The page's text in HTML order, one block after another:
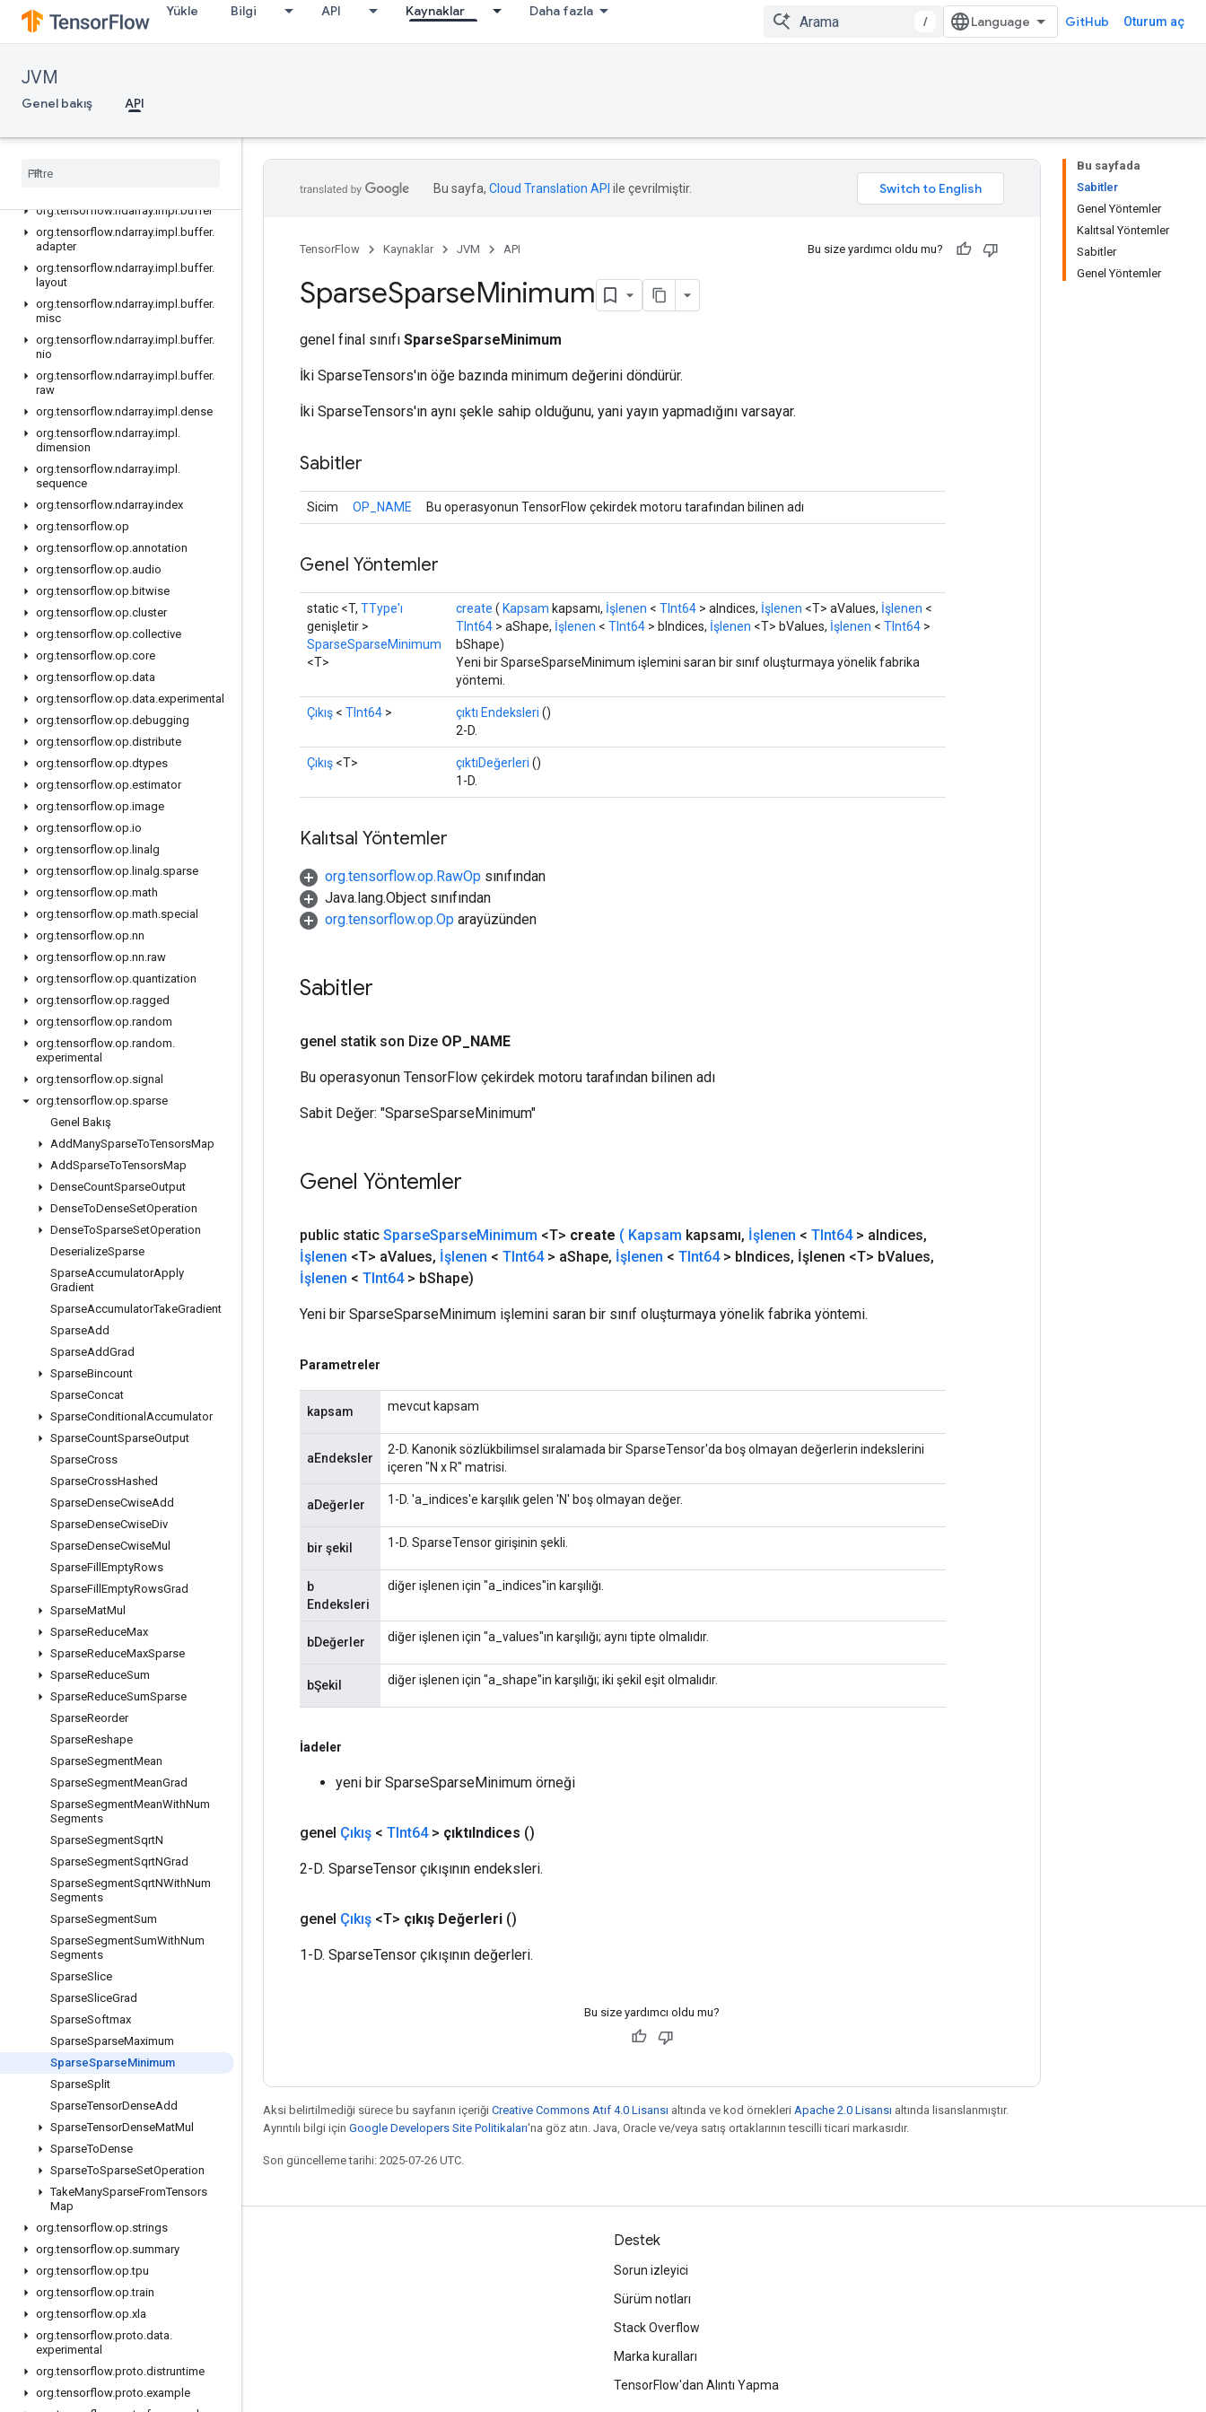
Yükle Bilgi API Kaynaklar Daha fazla
/ GitHub Oturum aç
JVM
Genel bakış API
org.tensorflow.internal.c_api
org.tensorflow.internal.types
org.tensorflow.internal.types.registry
org
org.tensorflow.ndarray.impl.buffer
org.tensorflow.ndarray.impl .buffer.
adapter
org.tensorflow.ndarray.impl .buffer.
layout
org.tensorflow.ndarray.impl .buffer.
misc
org.tensorflow.ndarray.impl .buffer.
nio
org.tensorflow.ndarray.impl .buffer.
raw
org.tensorflow.ndarray.impl .dense
org.tensorflow.ndarray.impl .
dimension
org.tensorflow.ndarray.impl .
sequence
org.tensorflow.ndarray.index
org.tensorflow.op
org.tensorflow.op.annotation
org.tensorflow.op.audio
org.tensorflow.op.bitwise
org.tensorflow.op.cluster
org.tensorflow.op.collective
org.tensorflow.op.core
org.tensorflow.op.data
org.tensorflow.op.data.experimental
org.tensorflow.op.debugging
org.tensorflow.op.distribute
org.tensorflow.op.dtypes
org.tensorflow.op.estimator
org.tensorflow.op.image
org.tensorflow.op.io
org.tensorflow.op. linalg
org.tensorflow.op. linalg.sparse
org.tensorflow.op.math
org.tensorflow.op.math.special
org.tensorflow.op.nn
org.tensorflow.op.nn.raw
org.tensorflow.op.quantization
org.tensorflow.op.ragged
org.tensorflow.op.random
org.tensorflow.op.random.
experimental
org.tensorflow.op.signal
org.tensorflow.op.sparse
Genel Bakış
AddManySparseToTensorsMap
AddSparseToTensorsMap
DenseCountSparseOutput
DenseToDenseSetOperation
DenseToSparseSetOperation
DeserializeSparse
SparseAccumulatorApply
Gradient
SparseAccumulatorTakeGradient
SparseAdd
SparseAddGrad
SparseBincount
SparseConcat
SparseConditional Accumulator
SparseCountSparseOutput
SparseCross
SparseCrossHashed
SparseDenseCwiseAdd
SparseDenseCwiseDiv
SparseDenseCwiseMul
SparseFill EmptyRows
SparseFill EmptyRowsGrad
SparseMatMul
SparseReduceMax
SparseReduceMaxSparse
SparseReduceSum
SparseReduceSumSparse
SparseReorder
SparseReshape
SparseSegmentMean
SparseSegmentMeanGrad
SparseSegmentMeanWithNum
Segments
SparseSegmentSqrtN
SparseSegmentSqrtNGrad
SparseSegmentSqrtNWithNum
Segments
SparseSegmentSum
SparseSegmentSumWithNum
Segments
SparseSlice
SparseSliceGrad
SparseSoftmax
SparseSparseMaximum
SparseSparseMinimum
SparseSplit
SparseTensorDenseAdd
SparseTensorDenseMatMul
SparseToDense
SparseToSparseSetOperation
TakeManySparseFromTensors
Map
org.tensorflow.op.strings
org.tensorflow.op.summary
org.tensorflow.op.tpu
org.tensorflow.op.train
org.tensorflow.op.xla
org.tensorflow.proto.data.
experimental
org.tensorflow.proto.distruntime
org.tensorflow.proto.example
Bu sayfada
Sabitler
Genel Yöntemler
Kalıtsal Yöntemler
Sabitler
Genel Yöntemler
Bu sayfa, Cloud Translation API ile çevrilmiştir.
TensorFlow Kaynaklar JVM API Bu size yardımcı oldu mu?
SparseSparseMinimum
genel final sınıfı SparseSparseMinimum
İki SparseTensors'ın öğe bazında minimum değerini döndürür.
İki SparseTensors'ın aynı şekle sahip olduğunu, yani yayın yapmadığını varsayar.
Sabitler
Sicim OP_NAME Bu operasyonun TensorFlow çekirdek motoru tarafından bilinen adı
Genel Yöntemler
static <T, TType'ı
genişletir >
SparseSparseMinimum
<T>
create ( Kapsam kapsamı, İşlenen < TInt64 > aIndices, İşlenen <T> aValues, İşlenen <
TInt64 > aShape, İşlenen < TInt64 > bIndices, İşlenen <T> bValues, İşlenen < TInt64 >
bShape)
Yeni bir SparseSparseMinimum işlemini saran bir sınıf oluşturmaya yönelik fabrika
yöntemi.
Çıkış < TInt64 > çıktı Endeksleri ()
2-D.
Çıkış <T> çıktıDeğerleri ()
1-D.
Kalıtsal Yöntemler
org.tensorflow.op.RawOp sınıfından
Java.lang.Object sınıfından
org.tensorflow.op.Op arayüzünden
Sabitler
genel statik son Dize OP NAME
Bu operasyonun TensorFlow çekirdek motoru tarafından bilinen adı
Sabit Değer: "SparseSparseMinimum"
Genel Yöntemler
public static SparseSparseMinimum <T> create ( Kapsam kapsamı, İşlenen < TInt64> aIndices,
İşlenen <T> aValues, İşlenen < TInt64> aShape, İşlenen < TInt64> bIndices, İşlenen <T> bValues,
İşlenen < TInt64> bShape)
Yeni bir SparseSparseMinimum işlemini saran bir sınıf oluşturmaya yönelik fabrika yöntemi.
Parametreler
kapsam mevcut kapsam
aEndeksler
2-D. Kanonik sözlükbilimsel sıralamada bir SparseTensor'da boş olmayan değerlerin indekslerini
içeren "N x R" matrisi.
aDeğerler 1-D. 'a_indices'e karşılık gelen 'N' boş olmayan değer.
bir şekil 1-D. SparseTensor girişinin şekli.
b
Endeksleri
diğer işlenen için "a_indices"in karşılığı.
bDeğerler diğer işlenen için "a_values"ın karşılığı; aynı tipte olmalıdır.
bŞekil diğer işlenen için "a_shape"in karşılığı; iki şekil eşit olmalıdır.
İadeler
yeni bir SparseSparseMinimum örneği
genel Çıkış < TInt64> çıktıIndices ()
2-D. SparseTensor çıkışının endeksleri.
genel Çıkış <T> çıkış Değerleri ()
1-D. SparseTensor çıkışının değerleri.
Bu size yardımcı oldu mu?
Aksi belirtilmediği sürece bu sayfanın içeriği Creative Commons Atıf 4.0 Lisansı altında ve kod örnekleri Apache 2.0 Lisansı altında lisanslanmıştır.
Ayrıntılı bilgi için Google Developers Site Politikaları'na göz atın. Java, Oracle ve/veya satış ortaklarının tescilli ticari markasıdır.
Son güncelleme tarihi: 2025-07-26 UTC.
Bağlı kalma
Blog
Forum
Twitter
Destek
Sorun izleyici
Sürüm notları
Stack Overflow
Marka kuralları
TensorFlow'dan Alıntı Yapma